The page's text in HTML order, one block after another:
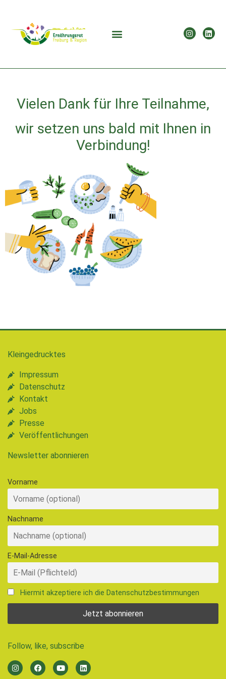
Vielen Dank für Ihre Teilnahme,
wir setzen uns bald mit Ihnen in
Verbindung!
Kleingedrucktes
Impressum
Datenschutz
Kontakt
Jobs
Presse
Veröffentlichungen
Newsletter abonnieren
Vorname
Nachname
E-Mail-Adresse
Hiermit akzeptiere ich die Datenschutzbestimmungen
Follow, like, subscribe